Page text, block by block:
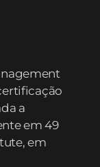
a
em 49
em